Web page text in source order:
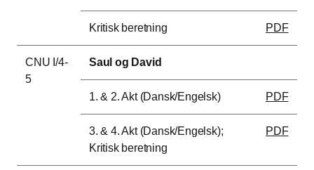
Kritisk beretning PDF
CNU I/4-
5
Saul og David
1. & 2. Akt (Dansk/Engelsk) PDF
3. & 4. Akt (Dansk/Engelsk);
Kritisk beretning
PDF